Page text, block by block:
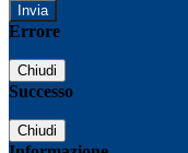
Errore
Chiudi
Successo
Chiudi